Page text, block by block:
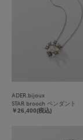
ADER.bijoux
STAR brooch ペンダント
￥26,400(税込)